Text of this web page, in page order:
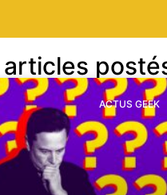
ACTUS GEEK